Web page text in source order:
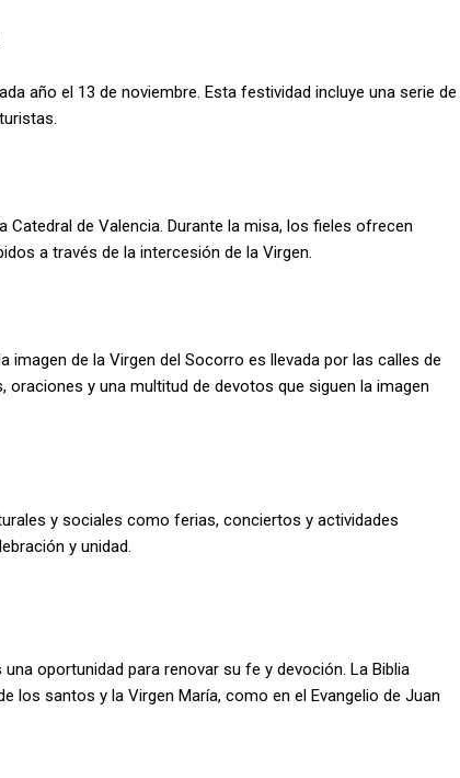
año el 13 de noviembre. Esta festividad incluye una serie de
de Valencia. Durante la misa, los fieles ofrecen
a través de la intercesión de la Virgen.
imagen de la Virgen del Socorro es llevada por las calles de
y una multitud de devotos que siguen la imagen
y sociales como ferias, conciertos y actividades
y unidad.
oportunidad para renovar su fe y devoción. La Biblia
los santos y la Virgen María, como en el Evangelio de Juan